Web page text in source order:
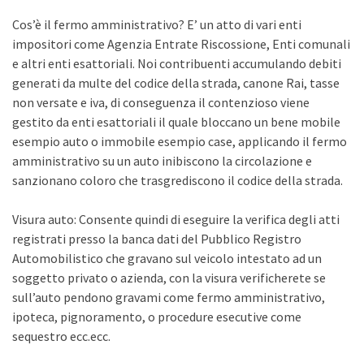
Cos’è il fermo amministrativo? E’ un atto di vari enti
impositori come Agenzia Entrate Riscossione, Enti comunali
e altri enti esattoriali. Noi contribuenti accumulando debiti
generati da multe del codice della strada, canone Rai, tasse
non versate e iva, di conseguenza il contenzioso viene
gestito da enti esattoriali il quale bloccano un bene mobile
esempio auto o immobile esempio case, applicando il fermo
amministrativo su un auto inibiscono la circolazione e
sanzionano coloro che trasgrediscono il codice della strada.
Visura auto: Consente quindi di eseguire la verifica degli atti
registrati presso la banca dati del Pubblico Registro
Automobilistico che gravano sul veicolo intestato ad un
soggetto privato o azienda, con la visura verificherete se
sull’auto pendono gravami come fermo amministrativo,
ipoteca, pignoramento, o procedure esecutive come
sequestro ecc.ecc.